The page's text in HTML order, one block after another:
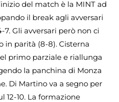
del match è la MINT ad
il break agli avversari
Gli avversari però non ci
in parità (8-8). Cisterna
primo parziale e riallunga
la panchina di Monza
Di Martino va a segno per
12-10. La formazione